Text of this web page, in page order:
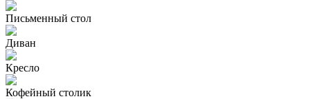
Письменный стол
Диван
Кресло
Кофейный столик